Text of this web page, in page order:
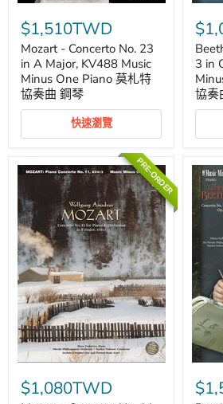
Mozart
Concerto
No.
23
in
A
Major,
KV488
Minus
Piano
莫
特
協
奏
曲
鋼
琴
$1,510TWD
Mozart - Concerto No. 23
in A Major, KV488 Music
Minus One Piano 莫札特
協奏曲 鋼琴
快速瀏覽
No.
3
in
C
Minor,
Op.
Music
One
Piano
多
芬
協
鋼
琴
3 in
協奏
Mozart
Concerto
PRE-ORDER
$1,080TWD